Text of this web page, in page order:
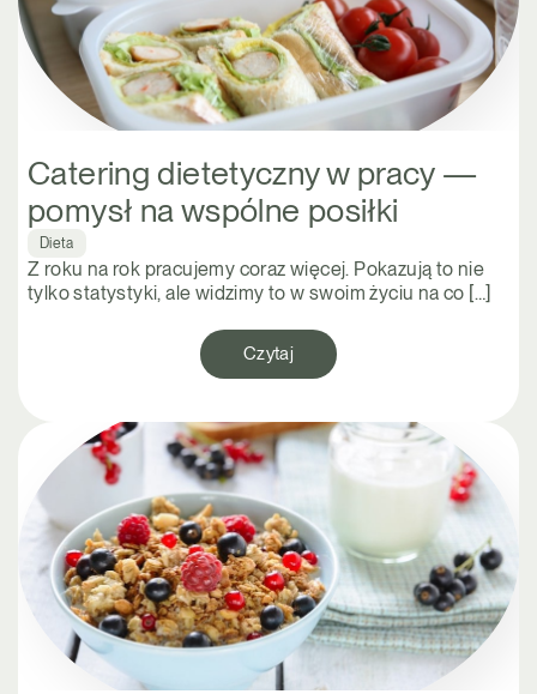
Catering dietetyczny w pracy —
pomysł na wspólne posiłki
Dieta
Z roku na rok pracujemy coraz więcej. Pokazują to nie
tylko statystyki, ale widzimy to w swoim życiu na co […]
Czytaj